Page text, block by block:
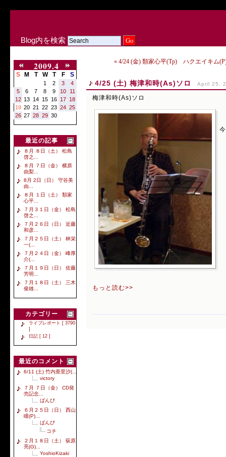
Blog内を検索
2009.4
S M T W T F S
1 2 3
4
5
6 7 8 9 10
11
12 13 14 15 16 17 18
19 20 21 22 23 24 25
26 27 28 29 30
最近の記事
８月 ８日（土） 松島
啓之...
８月 ７日（金） 横原
由梨...
8月 2日（日） 守谷美
由...
８月 １日（土） 類家
心平...
７月３１日（金） 松島
啓之...
７月２６日（日） 近藤
和彦...
７月２５日（土） 林栄
一(...
７月２４日（金） 峰厚
介(...
７月１９日（日） 佐藤
芳明...
７月１８日（土） 三木
俊雄...
カテゴリー
ライブレポート [ 3790
]
日記 [ 12 ]
最近のコメント
6/11 (土) 竹内亜里沙(...
victory
７月 ７日（金） CD発
売記念...
ばんび
６月２５日（日） 西山
瞳(P)...
ばんび
コチ
２月１８日（土） 荻原
亮(G)...
YoshioKizaki
« 4/24 (金) 類家心平(Tp) ハクエイキ
4/25 (土) 梅津和時(As)ソロ April 25,
梅津和時(As)ソロ
もっと読む>>